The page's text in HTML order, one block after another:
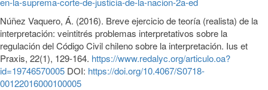
Núñez Vaquero, Á. (2016). Breve ejercicio de teoría (realista) de la
interpretación: veintitrés problemas interpretativos sobre la
regulación del Código Civil chileno sobre la interpretación. Ius et
Praxis, 22(1), 129-164. https://www.redalyc.org/articulo.oa?
id=19746570005 DOI: https://doi.org/10.4067/S0718-
00122016000100005